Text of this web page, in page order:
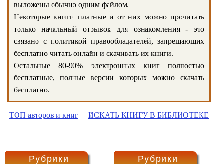
выложены обычно одним файлом.
Некоторые книги платные и от них можно прочитать
только начальный отрывок для ознакомления - это
связано с политикой правообладателей, запрещающих
бесплатно читать онлайн и скачивать их книги.
Остальные 80-90% электронных книг полностью
бесплатные, полные версии которых можно скачать
бесплатно.
ТОП авторов и книг ИСКАТЬ КНИГУ В БИБЛИОТЕКЕ
Рубрики Рубрики